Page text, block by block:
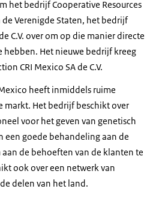
het bedrijf Cooperative Resources
Verenigde Staten, het bedrijf
C.V. over om op die manier directe
hebben. Het nieuwe bedrijf kreeg
CRI Mexico SA de C.V.
heeft inmiddels ruime
markt. Het bedrijf beschikt over
voor het geven van genetisch
een goede behandeling aan de
de behoeften van de klanten te
ook over een netwerk van
delen van het land.